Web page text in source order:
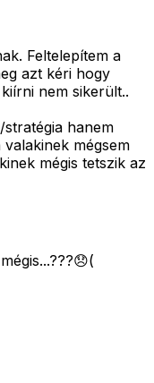
Feltelepítem a
azt kéri hogy
nem sikerült..
hanem
mégsem
mégis tetszik az